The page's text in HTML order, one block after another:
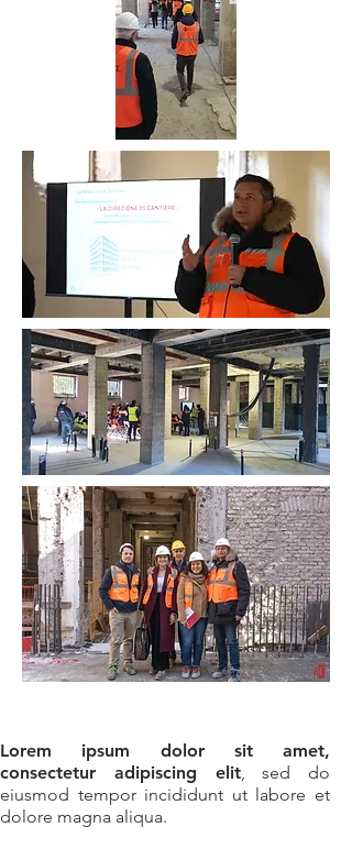
Lorem ipsum dolor sit amet,
consectetur adipiscing elit, sed do
eiusmod tempor incididunt ut labore et
dolore magna aliqua.